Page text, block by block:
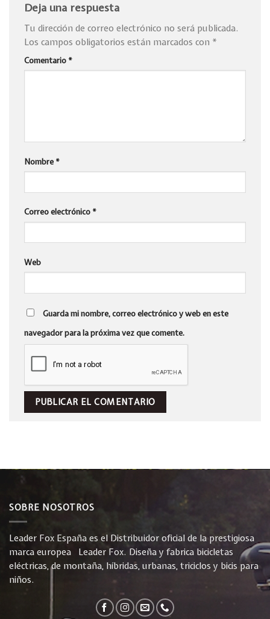
Deja una respuesta
Tu dirección de correo electrónico no será publicada.
Los campos obligatorios están marcados con *
Comentario *
Nombre *
Correo electrónico *
Web
Guarda mi nombre, correo electrónico y web en este
navegador para la próxima vez que comente.
SOBRE NOSOTROS
Leader Fox España es el Distribuidor oficial de la prestigiosa
marca europea Leader Fox. Diseña y fabrica bicicletas
eléctricas, de montaña, híbridas, urbanas, triciclos y bicis para
niños.